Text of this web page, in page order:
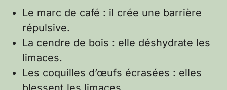
Le marc de café : il crée une barrière
répulsive.
La cendre de bois : elle déshydrate les
limaces.
Les coquilles d’œufs écrasées : elles